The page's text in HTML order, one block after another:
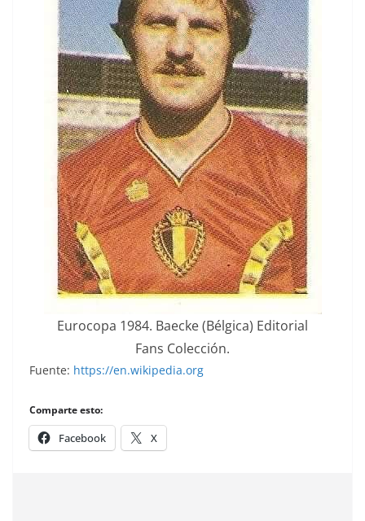
Eurocopa 1984. Baecke (Bélgica) Editorial
Fans Colección.
Fuente: https://en.wikipedia.org
Comparte esto:
Facebook X